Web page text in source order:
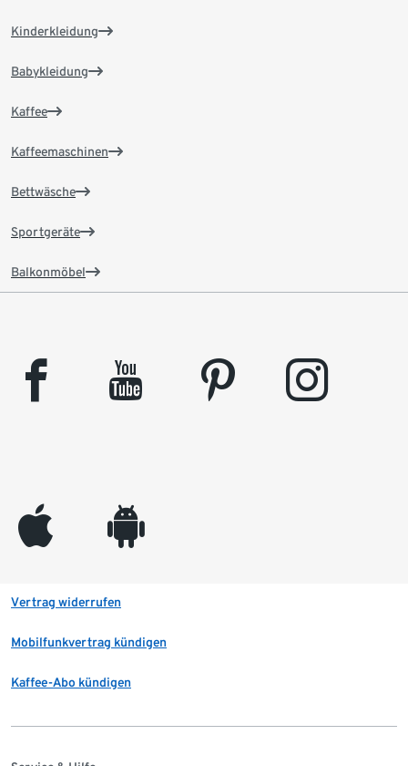
Kinderkleidung
Babykleidung
Kaffee
Kaffeemaschinen
Bettwäsche
Sportgeräte
Balkonmöbel
facebook youtube pinterest instagram
appleinc android
Vertrag widerrufen
Mobilfunkvertrag kündigen
Kaffee-Abo kündigen